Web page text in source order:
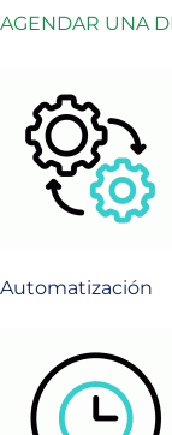
AGENDAR UNA
Automatización